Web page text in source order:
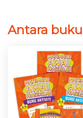
Antara